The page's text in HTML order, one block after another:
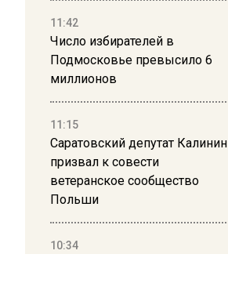
11:42
Число избирателей в
Подмосковье превысило 6
миллионов
11:15
Саратовский депутат Калинин
призвал к совести
ветеранское сообщество
Польши
10:34